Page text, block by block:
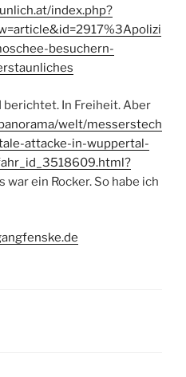
index.php?
besuchern-
berichtet. In Freiheit. Aber
welt/messerstech
attacke-in-wuppertal-
war ein Rocker. So habe ich